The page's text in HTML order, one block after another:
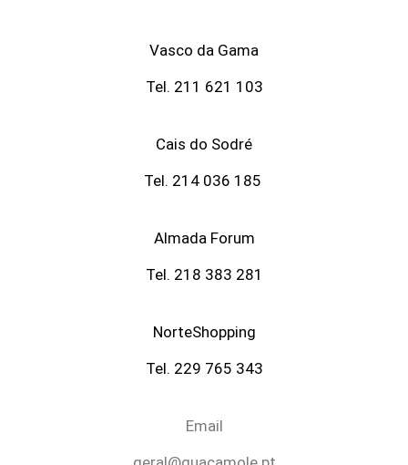
Vasco da Gama
Tel. 211 621 103
Cais do Sodré
Tel. 214 036 185
Almada Forum
Tel. 218 383 281
NorteShopping
Tel. 229 765 343
Email